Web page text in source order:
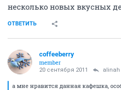
несколько новых вкусных
ОТВЕТИТЬ
coffeeberry
member
20 сентября 2011 alinah
а мне нравится данная кафешка,